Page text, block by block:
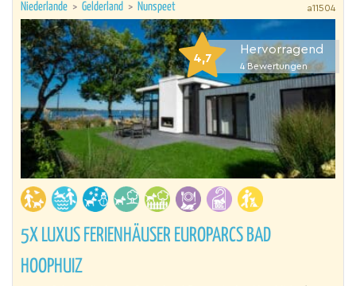
Niederlande > Gelderland > Nunspeet a11504
4,7
Hervorragend
4 Bewertungen
5X LUXUS FERIENHÄUSER EUROPARCS BAD
HOOPHUIZ